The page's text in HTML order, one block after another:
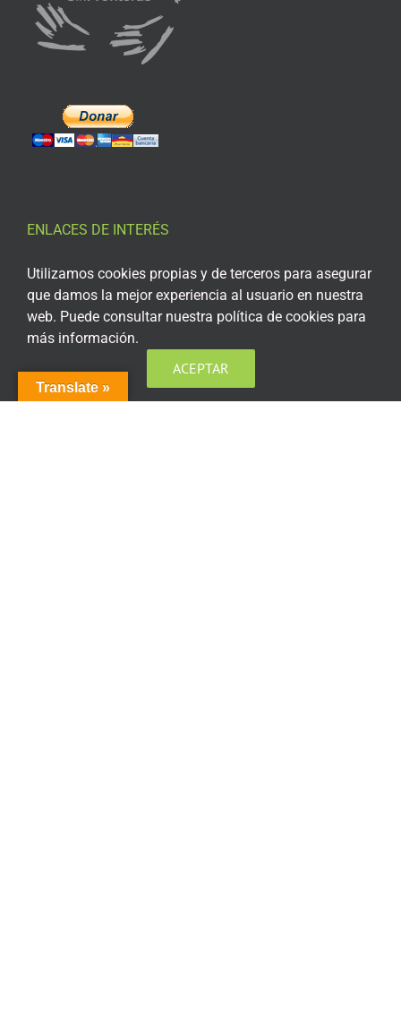
ENLACES DE INTERÉS
Aviso Legal
Política de privacidad
Política de privacidad Redes Sociales
Política de cookies
Translate »
Utilizamos cookies propias y de terceros para asegurar
que damos la mejor experiencia al usuario en nuestra
web. Puede consultar nuestra política de cookies para
más información.
ACEPTAR